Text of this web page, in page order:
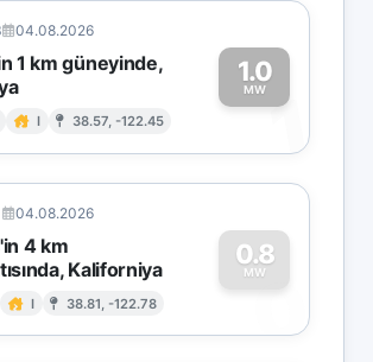
04.08.2026
1 km güneyinde,
I 38.57, -122.45
1.0
MW1
04.08.2026
4 km
Kaliforniya
I 38.81, -122.78
0.8
MW
0